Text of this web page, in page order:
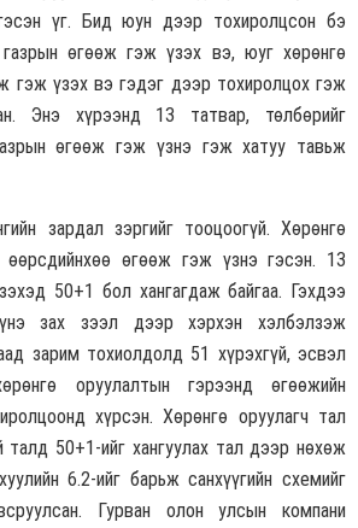
үг. Бид юун дээр тохиролцсон бэ
өгөөж гэж үзэх вэ, юуг хөрөнгө
гэж үзэх вэ гэдэг дээр тохиролцох гэж
Энэ хүрээнд 13 татвар, төлбөрийг
өгөөж гэж үзнэ гэж хатуу тавьж
зардал зэргийг тооцоогүй. Хөрөнгө
өөрсдийнхөө өгөөж гэж үзнэ гэсэн. 13
50+1 бол хангагдаж байгаа. Гэхдээ
үнэ зах зээл дээр хэрхэн хэлбэлзэж
зарим тохиолдолд 51 хүрэхгүй, эсвэл
оруулалтын гэрээнд өгөөжийн
хүрсэн. Хөрөнгө оруулагч тал
50+1-ийг хангуулах тал дээр нөхөж
6.2-ийг барьж санхүүгийн схемийг
Гурван олон улсын компани